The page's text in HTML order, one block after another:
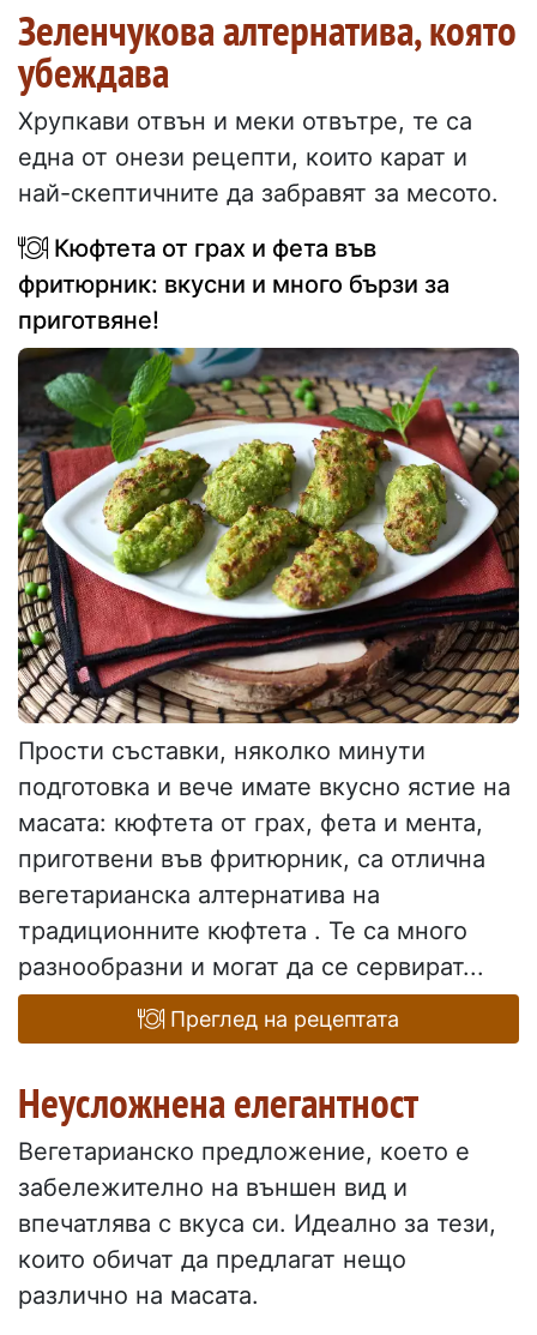
Зеленчукова алтернатива, която
убеждава
Хрупкави отвън и меки отвътре, те са
една от онези рецепти, които карат и
най-скептичните да забравят за месото.
Кюфтета от грах и фета във
фритюрник: вкусни и много бързи за
приготвяне!
Прости съставки, няколко минути
подготовка и вече имате вкусно ястие на
масата: кюфтета от грах, фета и мента,
приготвени във фритюрник, са отлична
вегетарианска алтернатива на
традиционните кюфтета . Те са много
разнообразни и могат да се сервират...
Преглед на рецептата
Неусложнена елегантност
Вегетарианско предложение, което е
забележително на външен вид и
впечатлява с вкуса си. Идеално за тези,
които обичат да предлагат нещо
различно на масата.